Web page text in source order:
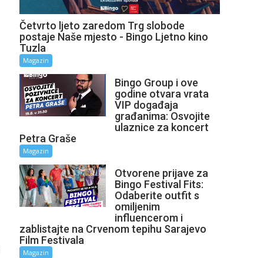
Četvrto ljeto zaredom Trg slobode
postaje Naše mjesto - Bingo Ljetno kino
Tuzla
Magazin
Bingo Group i ove
godine otvara vrata
VIP događaja
građanima: Osvojite
ulaznice za koncert
Petra Graše
Magazin
Otvorene prijave za
Bingo Festival Fits:
Odaberite outfit s
omiljenim
influencerom i
zablistajte na Crvenom tepihu Sarajevo
Film Festivala
Magazin